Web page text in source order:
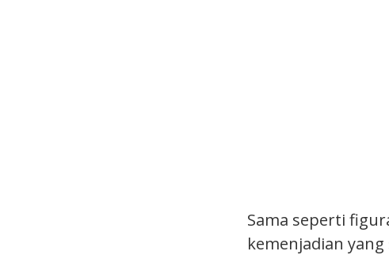
Sama seperti
kemenjadian